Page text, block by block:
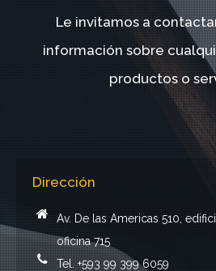
Le invitamos a
información sobre
productos o
Dirección
Av. De las Americas 510,
oficina 715
Tel. +593 99 399 6059